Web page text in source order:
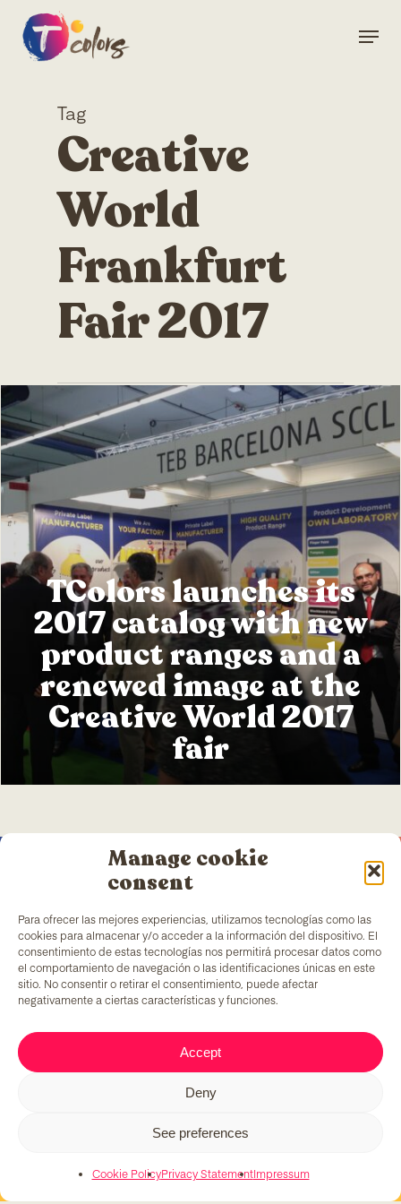
Manage cookie
consent
Para ofrecer las mejores experiencias, utilizamos tecnologías como las
cookies para almacenar y/o acceder a la información del dispositivo. El
consentimiento de estas tecnologías nos permitirá procesar datos como
el comportamiento de navegación o las identificaciones únicas en este
sitio. No consentir o retirar el consentimiento, puede afectar
negativamente a ciertas características y funciones.
Accept
Deny
See preferences
Cookie PolicyPrivacy StatementImpressum
main
Tag
Creative
World
Frankfurt
Fair 2017
TColors launches its
2017 catalog with new
product ranges and a
renewed image at the
Creative World 2017
fair
TColorshas a painting factory in Barcelona and a
laboratory to create paint and stickers. Our paint is
made following theEN-71 rule, which has a unique
added ingredient: it generates employment to
vulnerable groups of people.
T. 679 08 57 58
08030 Barcelona